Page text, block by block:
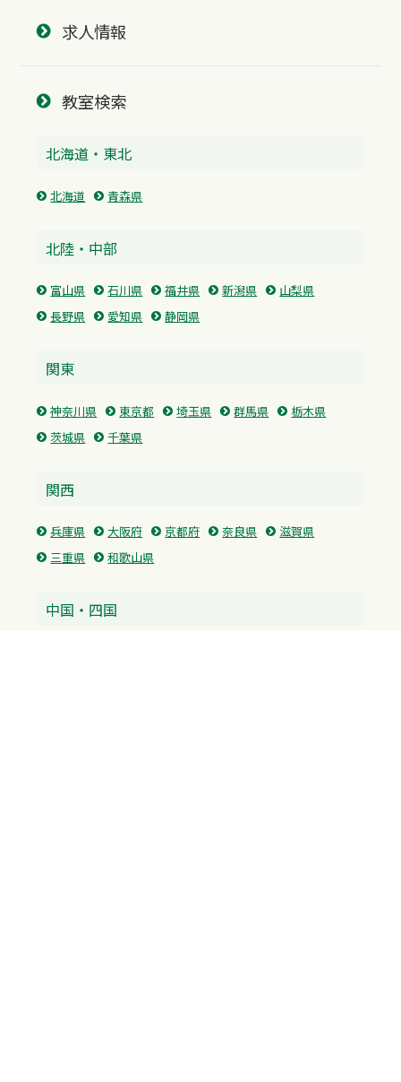
求人情報
教室検索
北海道・東北
北海道 青森県
北陸・中部
富山県 石川県 福井県 新潟県
山梨県
長野県
愛知県 静岡県
関東
神奈川県 東京都 埼玉県 群馬県
栃木県
茨城県
千葉県
関西
兵庫県 大阪府 京都府 奈良県
滋賀県
三重県
和歌山県
中国・四国